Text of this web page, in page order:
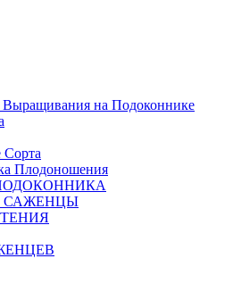
на Подоконнике
Сорта
Плодоношения
САЖЕНЦЫ